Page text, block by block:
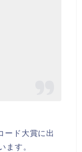
ード大賞に出
ます。